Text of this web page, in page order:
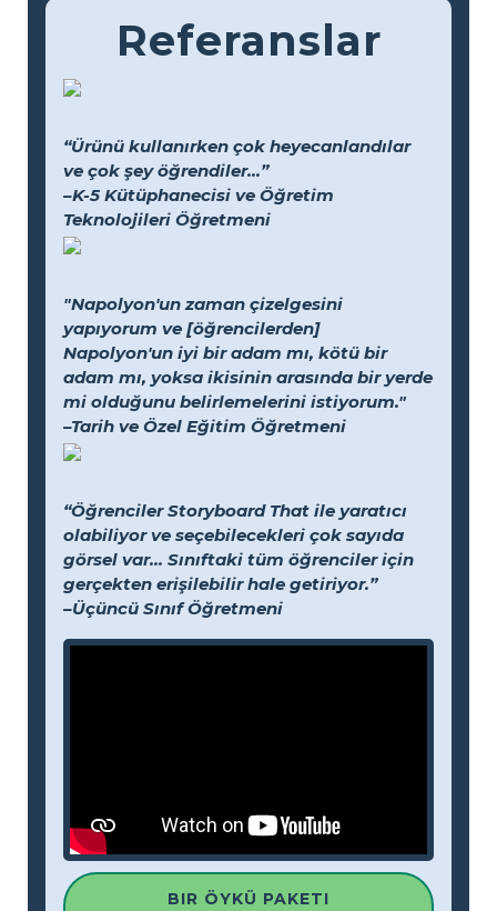
Referanslar
“Ürünü kullanırken çok heyecanlandılar
ve çok şey öğrendiler...”
–K-5 Kütüphanecisi ve Öğretim
Teknolojileri Öğretmeni
"Napolyon'un zaman çizelgesini
yapıyorum ve [öğrencilerden]
Napolyon'un iyi bir adam mı, kötü bir
adam mı, yoksa ikisinin arasında bir yerde
mi olduğunu belirlemelerini istiyorum."
–Tarih ve Özel Eğitim Öğretmeni
“Öğrenciler Storyboard That ile yaratıcı
olabiliyor ve seçebilecekleri çok sayıda
görsel var... Sınıftaki tüm öğrenciler için
gerçekten erişilebilir hale getiriyor.”
–Üçüncü Sınıf Öğretmeni
BIR ÖYKÜ PAKETI